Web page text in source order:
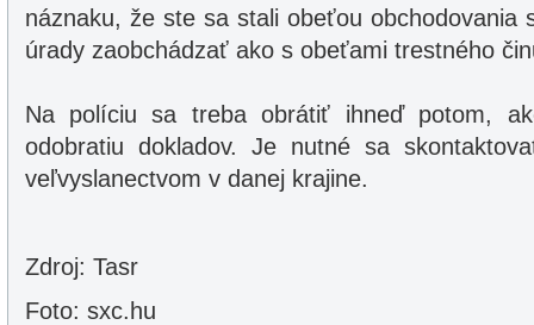
náznaku, že ste sa stali obeťou obchodovania
úrady zaobchádzať ako s obeťami trestného
Na políciu sa treba obrátiť ihneď potom,
odobratiu dokladov. Je nutné sa
veľvyslanectvom v danej krajine.
Zdroj: Tasr
Foto: sxc.hu